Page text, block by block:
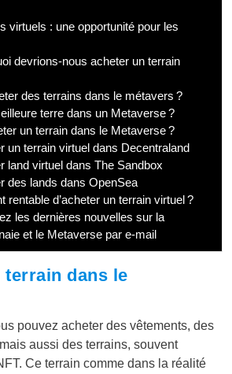
virtuels : une opportunité pour les
devrions-nous acheter un terrain
des terrains dans le métavers ?
terre dans un Metaverse ?
un terrain dans le Metaverse ?
un terrain virtuel dans Decentraland
land virtuel dans The Sandbox
des lands dans OpenSea
rentable d’acheter un terrain virtuel ?
les dernières nouvelles sur la
et le Metaverse par e-mail
terrain dans le
pouvez acheter des vêtements, des
aussi des terrains, souvent
Ce terrain comme dans la réalité